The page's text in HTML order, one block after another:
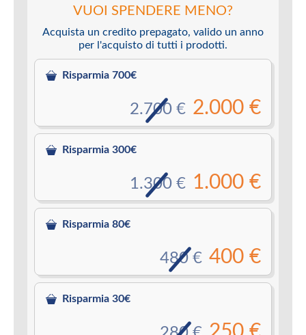
VUOI SPENDERE MENO?
Acquista un credito prepagato, valido un anno
per l'acquisto di tutti i prodotti.
Risparmia 700€
2.000 €
2.700 €
Risparmia 300€
1.000 €
1.300 €
Risparmia 80€
400 €
480 €
Risparmia 30€